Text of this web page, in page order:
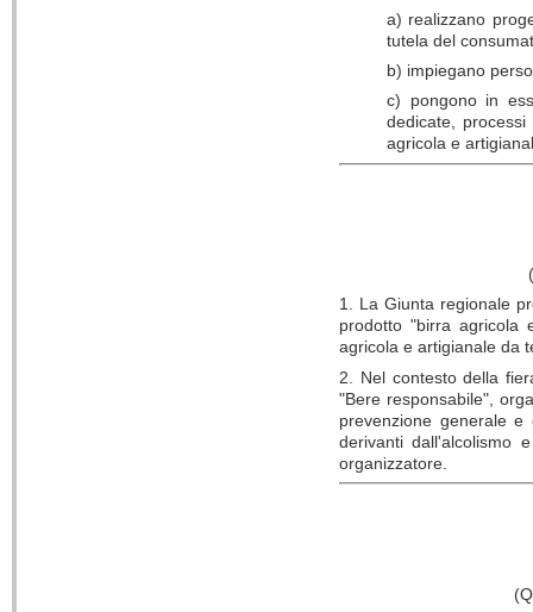
a) realizzano
tutela del
b) impiegano
c) pongono in
dedicate,
agricola e
1. La Giunta regionale
prodotto "birra agricola
agricola e artigianale da
2. Nel contesto della
"Bere responsabile",
prevenzione generale
derivanti dall'alcolismo
organizzatore.